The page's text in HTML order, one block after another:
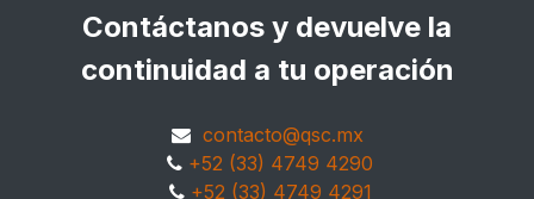
Contáctanos y devuelve la
continuidad a tu operación
contacto@qsc.mx
+52 (33) 4749 4290
+52 (33) 4749 4291